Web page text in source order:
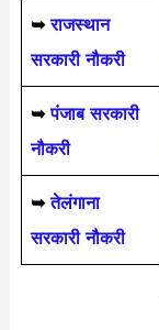
➥ राजस्थान
सरकारी नौकरी
➥ पंजाब सरकारी
नौकरी
➥तेलंगाना
सरकारी नौकरी